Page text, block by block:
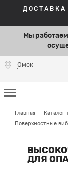
Мы
Омск
Главная
Каталог
Поверхностные
ДЛЯ